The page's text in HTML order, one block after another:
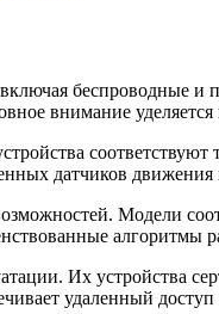
беспроводные
внимание
датчиков
Модели
алгоритмы
Их устройства
удаленный